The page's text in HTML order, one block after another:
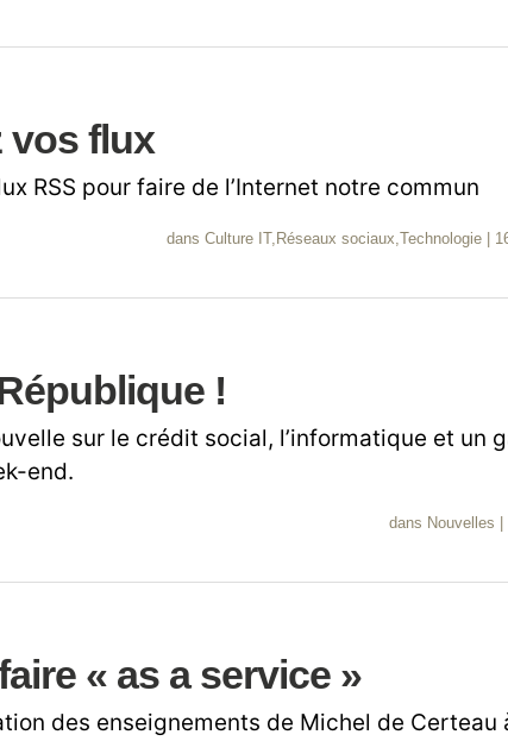
vos flux
RSS pour faire de l’Internet notre commun
dans Culture IT, Réseaux sociaux,Technologie
!
sur le crédit social, l’informatique et un
end.
dans Nouvelles
« as a service »
des enseignements de Michel de Certeau